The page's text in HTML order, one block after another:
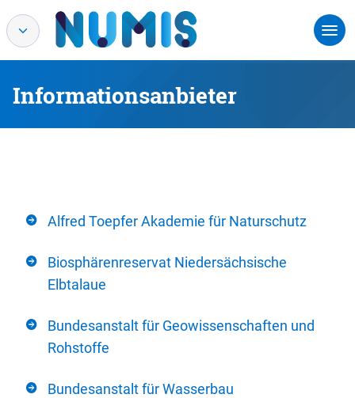
Informationsanbieter
Alfred Toepfer Akademie für Naturschutz
Biosphärenreservat Niedersächsische
Elbtalaue
Bundesanstalt für Geowissenschaften und
Rohstoffe
Bundesanstalt für Wasserbau